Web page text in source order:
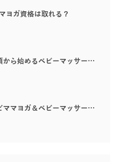
ヨガ資格は取れる？
から始めるベビーマッサー…
ママヨガ＆ベビーマッサー…